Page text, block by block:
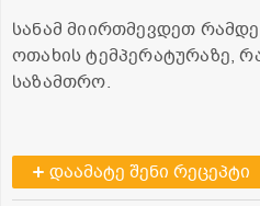
სანამ მიირთმევდეთ
ოთახის ტემპერატურაზე,
საზამთრო.
დაამატე შენი რეცეპტი